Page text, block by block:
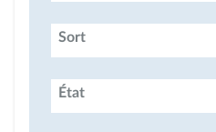
Sort
État